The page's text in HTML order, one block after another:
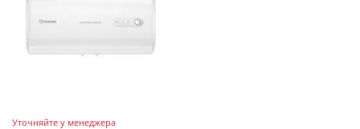
Уточняйте у менеджера